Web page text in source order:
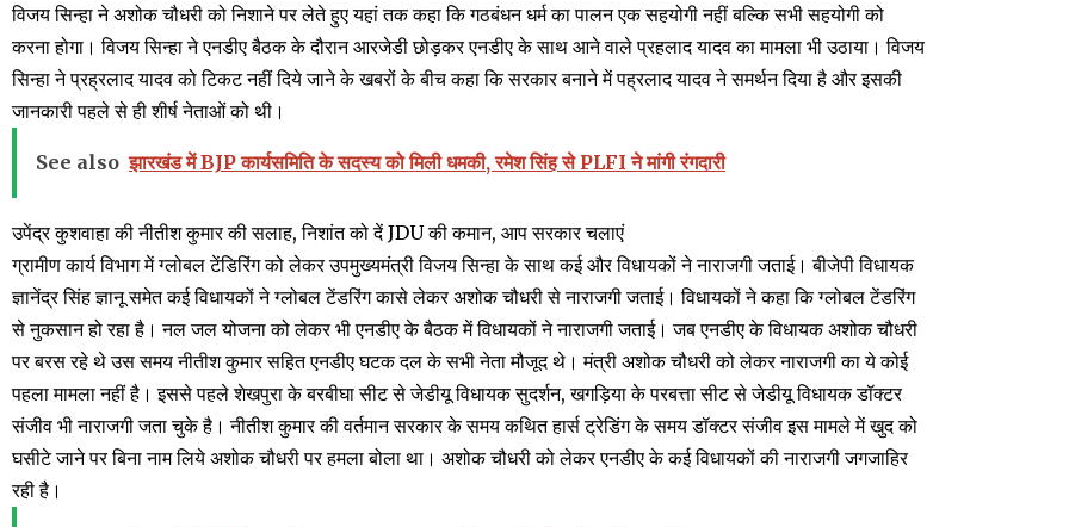
विजय सिन्हा ने अशोक चौधरी को निशाने पर लेते हुए यहां तक कहा कि गठबंधन धर्म का पालन एक सहयोगी नहीं बल्कि सभी सहयोगी को
करना होगा। विजय सिन्हा ने एनडीए बैठक के दौरान आरजेडी छोड़कर एनडीए के साथ आने वाले प्रहलाद यादव का मामला भी उठाया। विजय
सिन्हा ने प्रह्रलाद यादव को टिकट नहीं दिये जाने के खबरों के बीच कहा कि सरकार बनाने में पह्रलाद यादव ने समर्थन दिया है और इसकी
जानकारी पहले से ही शीर्ष नेताओं को थी।
See also झारखंड में BJP कार्यसमिति के सदस्य को मिली धमकी, रमेश सिंह से PLFI ने मांगी रंगदारी
उपेंद्र कुशवाहा की नीतीश कुमार की सलाह, निशांत को दें JDU की कमान, आप सरकार चलाएं
ग्रामीण कार्य विभाग में ग्लोबल टेंडिरिंग को लेकर उपमुख्यमंत्री विजय सिन्हा के साथ कई और विधायकों ने नाराजगी जताई। बीजेपी विधायक
ज्ञानेंद्र सिंह ज्ञानू समेत कई विधायकों ने ग्लोबल टेंडरिंग कासे लेकर अशोक चौधरी से नाराजगी जताई। विधायकों ने कहा कि ग्लोबल टेंडरिंग
से नुकसान हो रहा है। नल जल योजना को लेकर भी एनडीए के बैठक में विधायकों ने नाराजगी जताई। जब एनडीए के विधायक अशोक चौधरी
पर बरस रहे थे उस समय नीतीश कुमार सहित एनडीए घटक दल के सभी नेता मौजूद थे। मंत्री अशोक चौधरी को लेकर नाराजगी का ये कोई
पहला मामला नहीं है। इससे पहले शेखपुरा के बरबीघा सीट से जेडीयू विधायक सुदर्शन, खगड़िया के परबत्ता सीट से जेडीयू विधायक डॉक्टर
संजीव भी नाराजगी जता चुके है। नीतीश कुमार की वर्तमान सरकार के समय कथित हार्स ट्रेडिंग के समय डॉक्टर संजीव इस मामले में खुद को
घसीटे जाने पर बिना नाम लिये अशोक चौधरी पर हमला बोला था। अशोक चौधरी को लेकर एनडीए के कई विधायकों की नाराजगी जगजाहिर
रही है।